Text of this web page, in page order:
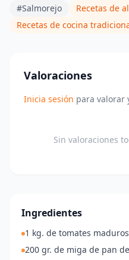
#Salmorejo
Recetas de
Recetas de cocina
Valoraciones
Inicia sesión para valorar
Sin valoraciones
Ingredientes
1 kg. de tomates maduros
200 gr. de miga de pan